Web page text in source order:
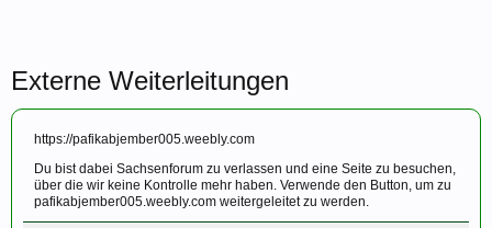
Externe Weiterleitungen
https://pafikabjember005.weebly.com
Du bist dabei Sachsenforum zu verlassen und eine Seite zu besuchen,
über die wir keine Kontrolle mehr haben. Verwende den Button, um zu
pafikabjember005.weebly.com weitergeleitet zu werden.